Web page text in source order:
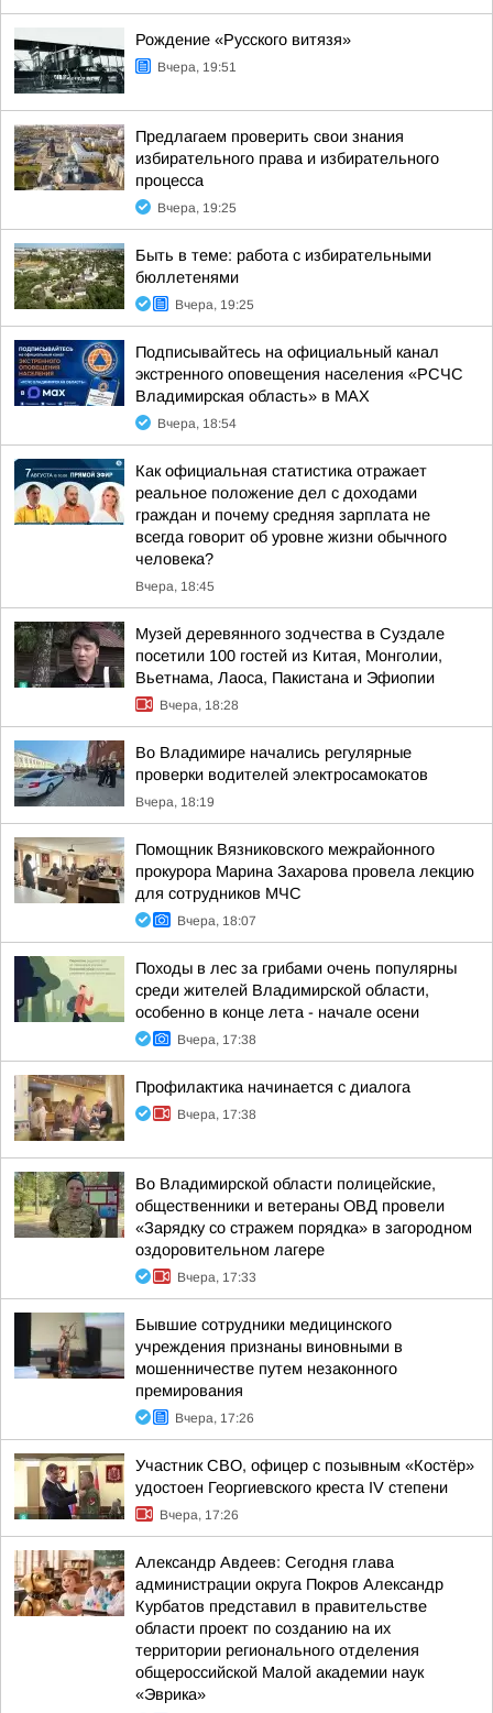
Рождение «Русского витязя»
Вчера, 19:51
Предлагаем проверить свои знания
избирательного права и избирательного
процесса
Вчера, 19:25
Быть в теме: работа с избирательными
бюллетенями
Вчера, 19:25
Подписывайтесь на официальный канал
экстренного оповещения населения «РСЧС
Владимирская область» в МАХ
Вчера, 18:54
Как официальная статистика отражает
реальное положение дел с доходами
граждан и почему средняя зарплата не
всегда говорит об уровне жизни обычного
человека?
Вчера, 18:45
Музей деревянного зодчества в Суздале
посетили 100 гостей из Китая, Монголии,
Вьетнама, Лаоса, Пакистана и Эфиопии
Вчера, 18:28
Во Владимире начались регулярные
проверки водителей электросамокатов
Вчера, 18:19
Помощник Вязниковского межрайонного
прокурора Марина Захарова провела лекцию
для сотрудников МЧС
Вчера, 18:07
Походы в лес за грибами очень популярны
среди жителей Владимирской области,
особенно в конце лета - начале осени
Вчера, 17:38
Профилактика начинается с диалога
Вчера, 17:38
Во Владимирской области полицейские,
общественники и ветераны ОВД провели
«Зарядку со стражем порядка» в загородном
оздоровительном лагере
Вчера, 17:33
Бывшие сотрудники медицинского
учреждения признаны виновными в
мошенничестве путем незаконного
премирования
Вчера, 17:26
Участник СВО, офицер с позывным «Костёр»
удостоен Георгиевского креста IV степени
Вчера, 17:26
Александр Авдеев: Сегодня глава
администрации округа Покров Александр
Курбатов представил в правительстве
области проект по созданию на их
территории регионального отделения
общероссийской Малой академии наук
«Эврика»